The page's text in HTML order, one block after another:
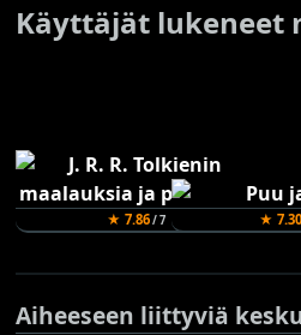
Käyttäjät lukeneet
★ 7.86/ 7 ★ 7.30
Aiheeseen liittyviä